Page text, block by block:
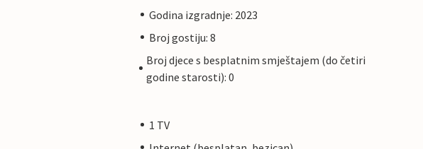
Godina izgradnje: 2023
Broj gostiju: 8
Broj djece s besplatnim smještajem (do četiri
godine starosti): 0
1 TV